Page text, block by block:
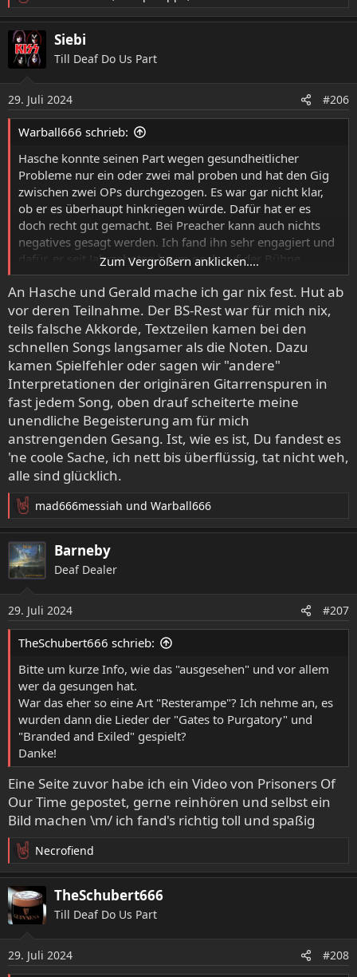
e
a
k
t
n
e
n
Siebi
Till Deaf Do Us Part
29. Juli 2024 #206
Warball666 schrieb:
Hasche konnte seinen Part wegen gesundheitlicher
Probleme nur ein oder zwei mal proben und hat den Gig
zwischen zwei OPs durchgezogen. Es war gar nicht klar,
ob er es überhaupt hinkriegen würde. Dafür hat er es
doch recht gut gemacht. Bei Preacher kann auch nichts
negatives gesagt werden. Ich fand ihn sehr engagiert und
dafür, er seit Jahrzehnten kaum noch auf der Bühne
gestanden hat, fand ich seine Vorstellung ebenfalls prima.
Und Sachen wie Black Demon, Genghis Khan oder Chains
and Leather noch einmal so serviert zu bekommen hat mir
sehr gut gefallen. Für mich war's ne coole Geschichte.
Zum Vergrößern anklicken....
An Hasche und Gerald mache ich gar nix fest. Hut ab
vor deren Teilnahme. Der BS-Rest war für mich nix,
teils falsche Akkorde, Textzeilen kamen bei den
schnellen Songs langsamer als die Noten. Dazu
kamen Spielfehler oder sagen wir "andere"
Interpretationen der originären Gitarrenspuren in
fast jedem Song, oben drauf scheiterte meine
unendliche Begeisterung am für mich
anstrengenden Gesang. Ist, wie es ist, Du fandest es
'ne coole Sache, ich nett bis überflüssig, tat nicht weh,
alle sind glücklich.
R
e
a
k
t
n
e
mad666messiah und Warball666
Barneby
Deaf Dealer
29. Juli 2024 #207
TheSchubert666 schrieb:
Bitte um kurze Info, wie das "ausgesehen" und vor allem
wer da gesungen hat.
War das eher so eine Art "Resterampe"? Ich nehme an, es
wurden dann die Lieder der "Gates to Purgatory" und
"Branded and Exiled" gespielt?
Danke!
Eine Seite zuvor habe ich ein Video von Prisoners Of
Our Time gepostet, gerne reinhören und selbst ein
Bild machen \m/ ich fand's richtig toll und spaßig
R
e
a
k
t
n
Necrofiend
TheSchubert666
Till Deaf Do Us Part
29. Juli 2024 #208